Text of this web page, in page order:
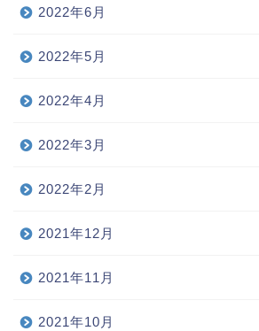
2022年6月
2022年5月
2022年4月
2022年3月
2022年2月
2021年12月
2021年11月
2021年10月